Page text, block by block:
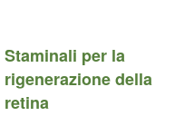
Staminali per la
rigenerazione della
retina